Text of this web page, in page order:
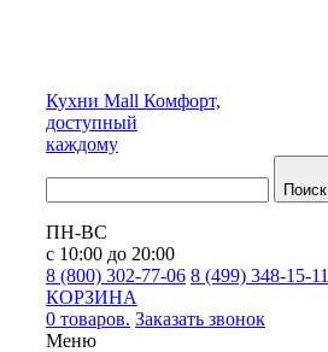
Кухни Mall Комфорт,
доступный
каждому
Поиск
ПН-ВС
с 10:00 до 20:00
8 (800) 302-77-06 8 (499) 348-15-11
КОРЗИНА
0 товаров. Заказать звонок
Меню